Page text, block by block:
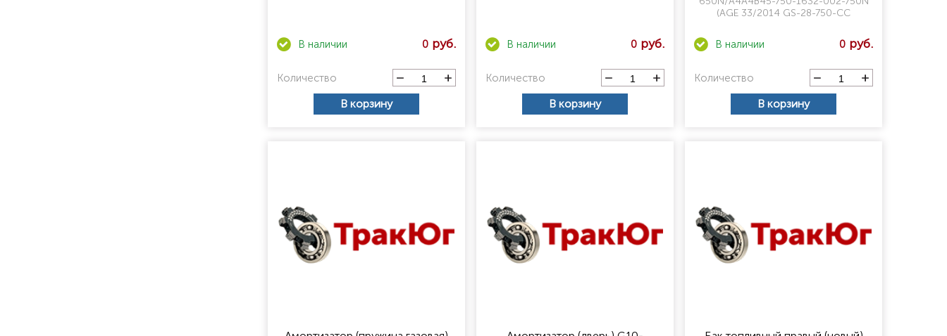
0
Количество
В корзину
0
Количество
В корзину
750N (AGE 33/2014 GS-28-750-
CC
(AGE 33/2014 GS-28-750-CC
0
Количество
В корзину